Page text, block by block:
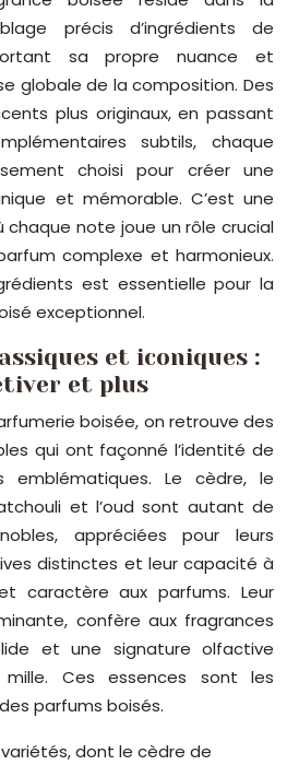
précis d’ingrédients de
sa propre nuance et
globale de la composition. Des
plus originaux, en passant
subtils, chaque
choisi pour créer une
et mémorable. C’est une
note joue un rôle crucial
complexe et harmonieux.
est essentielle pour la
exceptionnel.
et iconiques :
et plus
boisée, on retrouve des
qui ont façonné l’identité de
emblématiques. Le cèdre, le
et l’oud sont autant de
appréciées pour leurs
distinctes et leur capacité à
caractère aux parfums. Leur
confère aux fragrances
et une signature olfactive
mille. Ces essences sont les
parfums boisés.
dont le cèdre de